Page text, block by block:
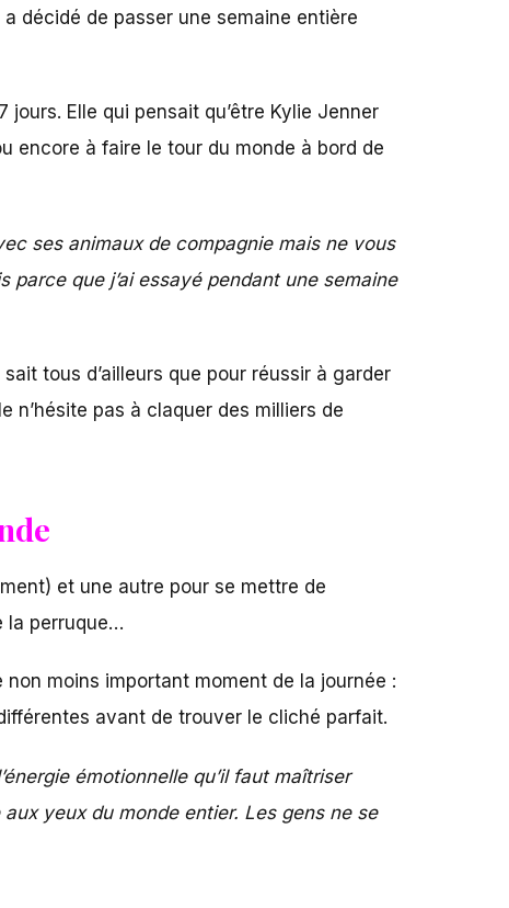
décidé de passer une semaine entière
Elle qui pensait qu’être Kylie Jenner
encore à faire le tour du monde à bord de
ses animaux de compa­gnie mais ne vous
que j’ai essayé pendant une semaine
tous d’ailleurs que pour réussir à garder
n’hésite pas à claquer des milliers de
et une autre pour se mettre de
la perruque…
moins important moment de la journée :
avant de trouver le cliché parfait.
émotion­nelle qu’il faut maîtriser
yeux du monde entier. Les gens ne se